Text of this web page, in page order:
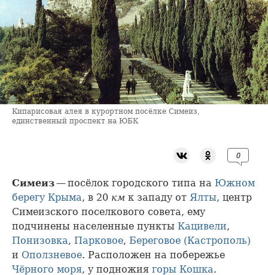
Кипарисовая алея в курортном посёлке Симеиз,
единственный проспект на ЮБК
0
Симеиз— посёлок городского типа на Южном
берегу Крыма, в 20 км к западу от Ялты, центр
Симеизского поселкового совета, ему
подчинены населенные пункты Кацивели,
Понизовка, Парковое, Береговое (Кастрополь)
и Оползневое. Расположен на побережье
Чёрного моря, у подножия горы Кошка.